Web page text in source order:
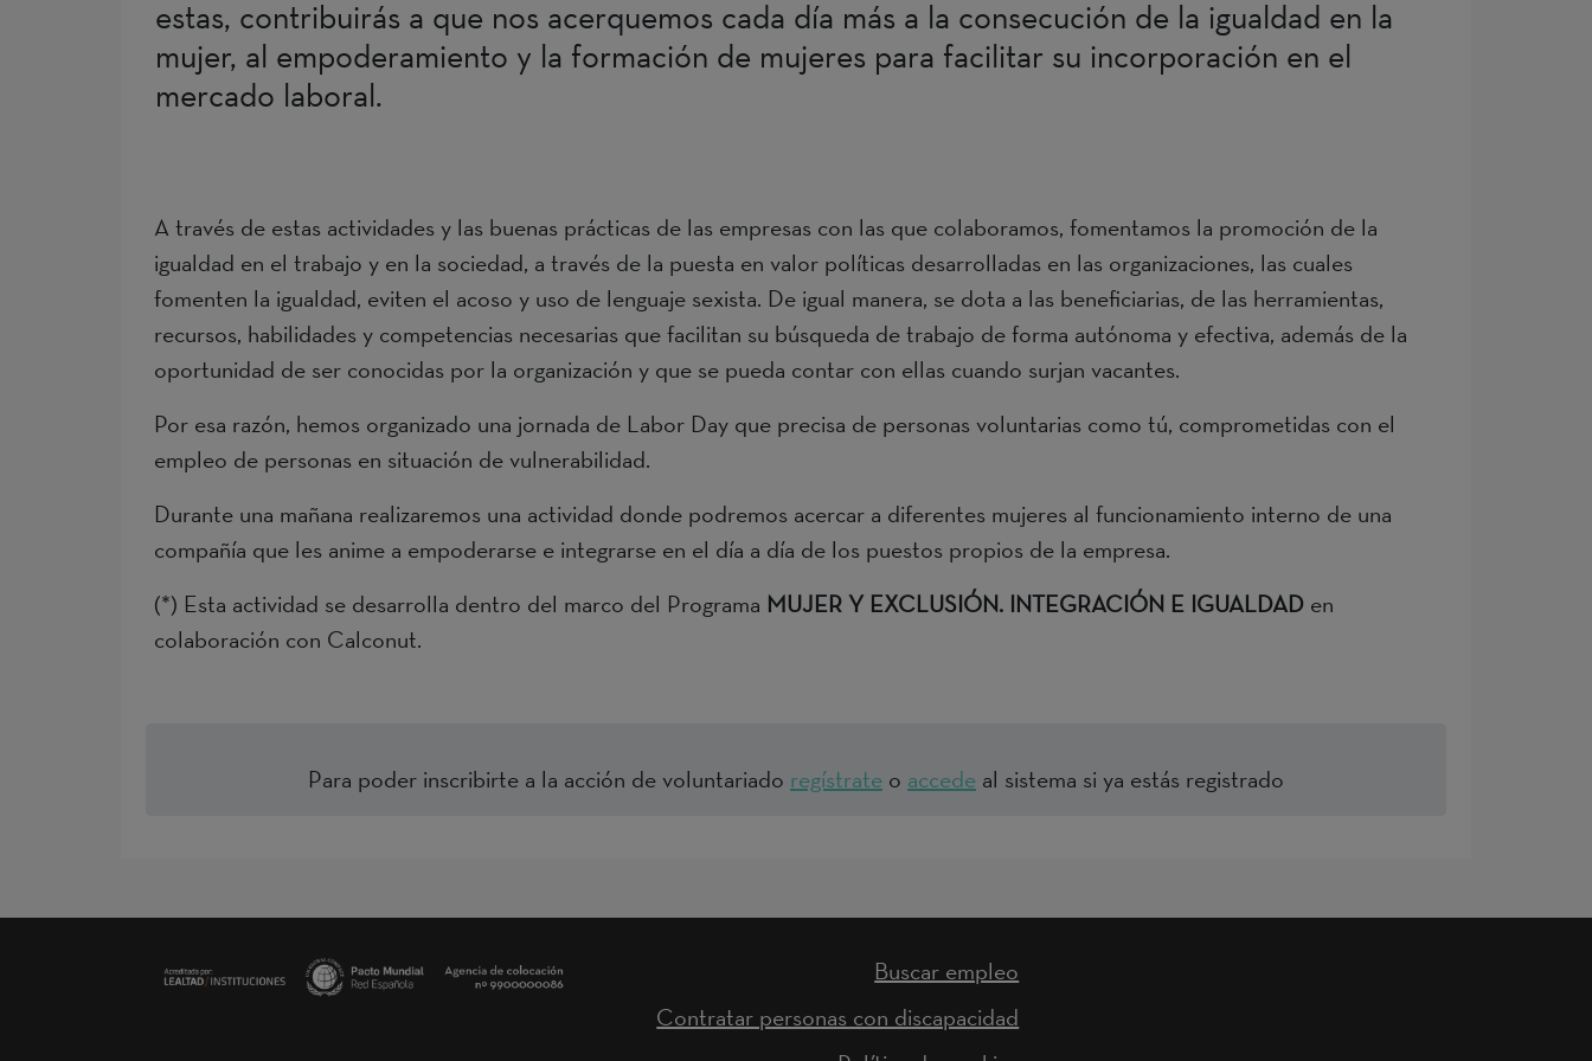
estas, contribuirás a que nos acerquemos cada día más a la consecución de la igualdad en la
mujer, al empoderamiento y la formación de mujeres para facilitar su incorporación en el
mercado laboral.
A través de estas actividades y las buenas prácticas de las empresas con las que colaboramos, fomentamos la promoción de la
igualdad en el trabajo y en la sociedad, a través de la puesta en valor políticas desarrolladas en las organizaciones, las cuales
fomenten la igualdad, eviten el acoso y uso de lenguaje sexista. De igual manera, se dota a las beneficiarias, de las herramientas,
recursos, habilidades y competencias necesarias que facilitan su búsqueda de trabajo de forma autónoma y efectiva, además de la
oportunidad de ser conocidas por la organización y que se pueda contar con ellas cuando surjan vacantes.
Por esa razón, hemos organizado una jornada de Labor Day que precisa de personas voluntarias como tú, comprometidas con el
empleo de personas en situación de vulnerabilidad.
Durante una mañana realizaremos una actividad donde podremos acercar a diferentes mujeres al funcionamiento interno de una
compañía que les anime a empoderarse e integrarse en el día a día de los puestos propios de la empresa.
(*) Esta actividad se desarrolla dentro del marco del Programa MUJER Y EXCLUSIÓN. INTEGRACIÓN E IGUALDAD en
colaboración con Calconut.
Para poder inscribirte a la acción de voluntariado regístrate o accede al sistema si ya estás registrado
Buscar empleo
Contratar personas con discapacidad